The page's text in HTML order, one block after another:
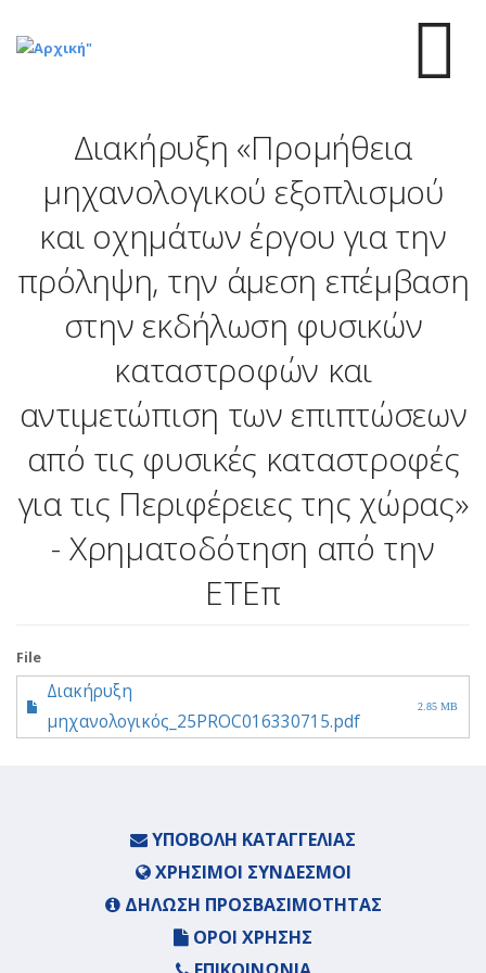
προς
Διακήρυξη «Προμήθεια
μηχανολογικού εξοπλισμού
και οχημάτων έργου για την
πρόληψη, την άμεση επέμβαση
στην εκδήλωση φυσικών
καταστροφών και
αντιμετώπιση των επιπτώσεων
από τις φυσικές καταστροφές
για τις Περιφέρειες της χώρας»
- Χρηματοδότηση από την
ΕΤΕπ
File
Διακήρυξη
μηχανολογικός_25PROC016330715.pdf
2.85 MB
ΥΠΟΒΟΛΉ ΚΑΤΑΓΓΕΛΊΑΣ
ΧΡΉΣΙΜΟΙ ΣΎΝΔΕΣΜΟΙ
ΔΉΛΩΣΗ ΠΡΟΣΒΑΣΙΜΌΤΗΤΑΣ
ΌΡΟΙ ΧΡΉΣΗΣ